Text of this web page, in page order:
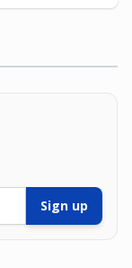
Sign up